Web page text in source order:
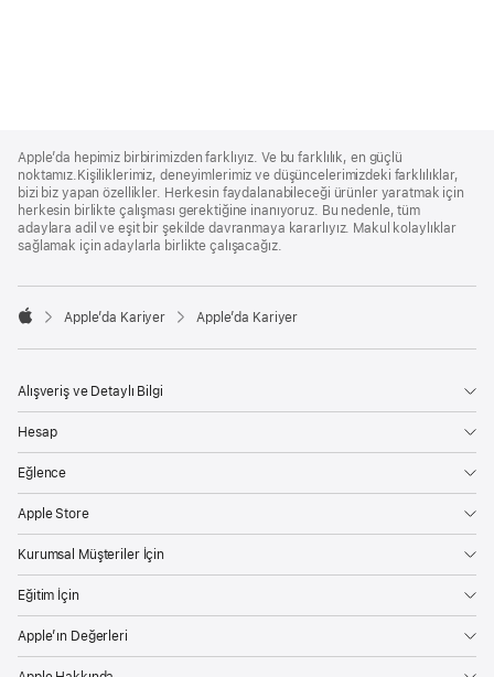
Footer
Apple’da hepimiz birbirimizden farklıyız. Ve bu farklılık, en güçlü
noktamız.Kişiliklerimiz, deneyimlerimiz ve düşüncelerimizdeki farklılıklar,
bizi biz yapan özellikler. Herkesin faydalanabileceği ürünler yaratmak için
herkesin birlikte çalışması gerektiğine inanıyoruz. Bu nedenle, tüm
adaylara adil ve eşit bir şekilde davranmaya kararlıyız. Makul kolaylıklar
sağlamak için adaylarla birlikte çalışacağız.

Apple’da Kariyer Apple’da Kariyer
Alışveriş ve Detaylı Bilgi
Hesap
Eğlence
Apple Store
Kurumsal Müşteriler İçin
Eğitim İçin
Apple’ın Değerleri